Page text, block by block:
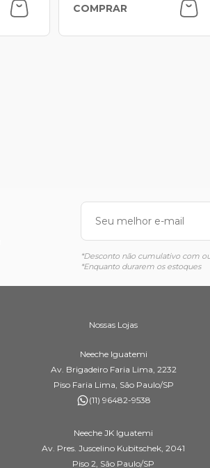
COMPRAR
*Desconto não cumulativo com
*Enquanto durarem os estoques
Nossas Lojas
Neeche Iguatemi
Av. Brigadeiro Faria Lima, 2232
Piso Faria Lima, São Paulo/SP
(11) 96482-9538
Neeche JK Iguatemi
Av. Pres. Juscelino Kubitschek, 2041
Piso 2, São Paulo/SP